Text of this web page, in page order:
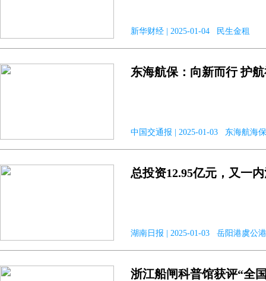
新华财经 | 2025-01-04 民生金租
东海航保：向新而行 护
中国交通报 | 2025-01-03 东海航海
总投资12.95亿元，又一
湖南日报 | 2025-01-03 岳阳港虞公
浙江船闸科普馆获评“全